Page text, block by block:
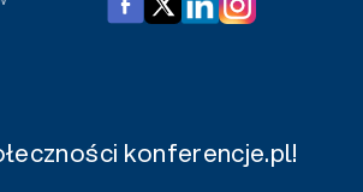
konferencje.pl!